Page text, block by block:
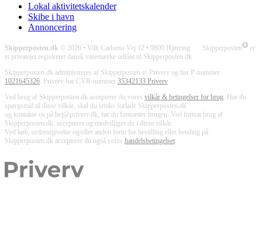
Lokal aktivitetskalender
Skibe i havn
Annoncering
Skipperposten.dk © 2026 • Vilh Carlsens Vej 12 • 9800 Hjørring Skipperposten
er
et privatejet registreret dansk varemærke udlånt til Skipperposten.dk
Skipperposten.dk administreres af Skipperposten v/ Priverv og har P-nummer
1021645326 . Priverv har CVR-nummer 35342133 Priverv
Ved brug af Skipperposten.dk accepterer du vores vilkår & betingelser for brug . Har du
spørgsmål til disse vilkår, skal du straks forlade Skipperposten.dk
og kontakte os på hej@priverv.dk, før du fortsætter brugen. Ved fortsat brug af
Skipperposten.dk, accepterer og medvilliger du i disse vilkår.
Ved køb, ordreafgivelse og/eller anden form for bestilling eller betaling på
Skipperposten.dk accepterer du også vores handelsbetingelser.